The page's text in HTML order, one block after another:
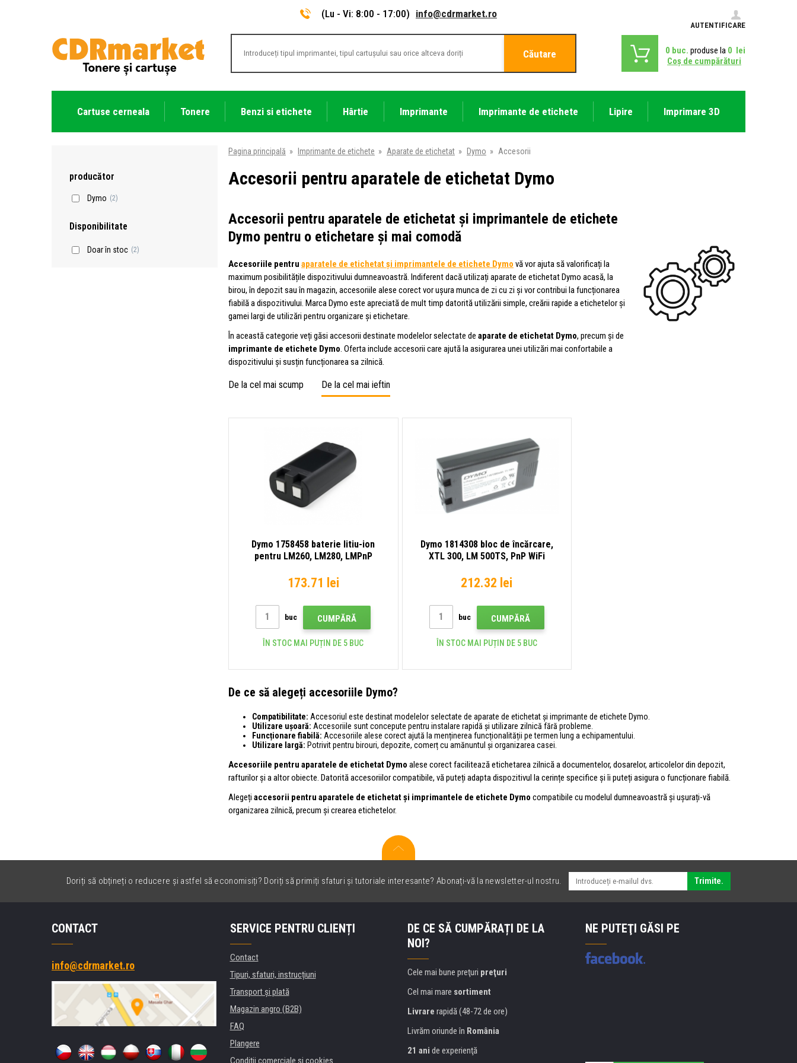
(Lu - Vi: 8:00 - 17:00) info@cdrmarket.ro
AUTENTIFICARE
Căutare 0 buc. produse la 0 lei
Coş de cumpărături
Cartuse cerneala Tonere Benzi si etichete Hârtie Imprimante Imprimante de etichete Lipire Imprimare 3D
producător
Dymo (2)
Disponibilitate
Doar în stoc (2)
Pagina principală » Imprimante de etichete » Aparate de etichetat » Dymo » Accesorii
Accesorii pentru aparatele de etichetat Dymo
Accesorii pentru aparatele de etichetat și imprimantele de etichete
Dymo pentru o etichetare și mai comodă
Accesoriile pentru aparatele de etichetat și imprimantele de etichete Dymo vă vor ajuta să valorificați la
maximum posibilitățile dispozitivului dumneavoastră. Indiferent dacă utilizați aparate de etichetat Dymo acasă, la
birou, în depozit sau în magazin, accesoriile alese corect vor ușura munca de zi cu zi și vor contribui la funcționarea
fiabilă a dispozitivului. Marca Dymo este apreciată de mult timp datorită utilizării simple, creării rapide a etichetelor și
gamei largi de utilizări pentru organizare și etichetare.
În această categorie veți găsi accesorii destinate modelelor selectate de aparate de etichetat Dymo, precum și de
imprimante de etichete Dymo . Oferta include accesorii care ajută la asigurarea unei utilizări mai confortabile a
dispozitivului și susțin funcționarea sa zilnică.
De la cel mai scump De la cel mai ieftin
Dymo 1758458 baterie litiu-ion
pentru LM260, LM280, LMPnP
173.71 lei
buc CUMPĂRĂ
ÎN STOC MAI PUȚIN DE 5 BUC
Dymo 1814308 bloc de încărcare,
XTL 300, LM 500TS, PnP WiFi
212.32 lei
buc CUMPĂRĂ
ÎN STOC MAI PUȚIN DE 5 BUC
De ce să alegeți accesoriile Dymo?
Compatibilitate: Accesoriul este destinat modelelor selectate de aparate de etichetat și imprimante de etichete Dymo.
Utilizare ușoară: Accesoriile sunt concepute pentru instalare rapidă și utilizare zilnică fără probleme.
Funcționare fiabilă: Accesoriile alese corect ajută la menținerea funcționalității pe termen lung a echipamentului.
Utilizare largă: Potrivit pentru birouri, depozite, comerț cu amănuntul și organizarea casei.
Accesoriile pentru aparatele de etichetat Dymo alese corect facilitează etichetarea zilnică a documentelor, dosarelor, articolelor din depozit,
rafturilor și a altor obiecte. Datorită accesoriilor compatibile, vă puteți adapta dispozitivul la cerințe specifice și îi puteți asigura o funcționare fiabilă.
Alegeți accesorii pentru aparatele de etichetat și imprimantele de etichete Dymo compatibile cu modelul dumneavoastră și ușurați-vă
organizarea zilnică, precum și crearea etichetelor.
Doriți să obțineți o reducere și astfel să economisiți? Doriți să primiți sfaturi și tutoriale interesante? Abonați-vă la newsletter-ul nostru. Trimite.
CONTACT
info@cdrmarket.ro
SERVICE PENTRU CLIENȚI
Contact
Tipuri, sfaturi, instrucțiuni
Transport şi plată
Magazin angro (B2B)
FAQ
Plangere
Condiţii comerciale si cookies
DE CE SĂ CUMPĂRAȚI DE LA
NOI?
Cele mai bune preţuri preţuri
Cel mai mare sortiment
Livrare rapidă (48-72 de ore)
Livrăm oriunde în România
21 ani de experienţă
NE PUTEŢI GĂSI PE